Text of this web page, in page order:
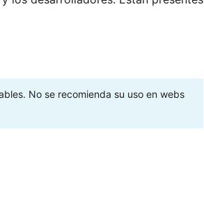
No se recomienda su uso en webs